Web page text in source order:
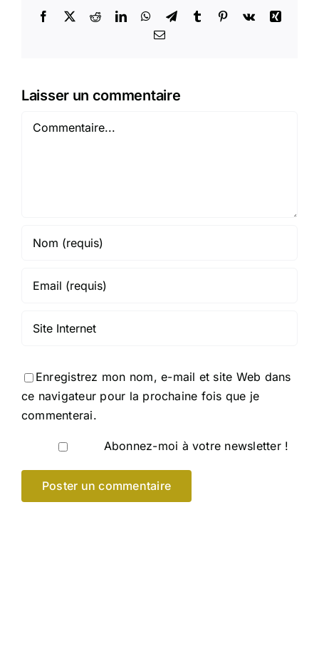
Facebook
X RedditLinkedInWhatsApp
TelegramTumblr Pinterest
Vk
Xing
Email
Laisser un commentaire
Commentaire
Enregistrez mon nom, e-mail et site Web dans
ce navigateur pour la prochaine fois que je
commenterai.
Abonnez-moi à votre newsletter !